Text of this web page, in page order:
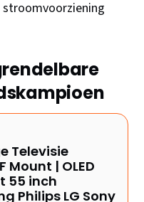
Televisie
Mount | OLED
55 inch
Philips LG Sony